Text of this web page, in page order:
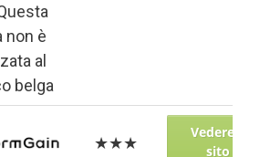
non è
al
belga
★★★
Vedere il
sito